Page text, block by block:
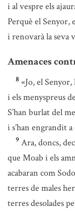
i al vespre els
Perquè el Senyor,
i renovarà la seva
Amenaces
8 «Jo, el
i els menyspreus
S’han burlat del
i s’han engrandit
9 Ara, doncs,
que Moab i els
acabaran com
terres de males
terres desolades